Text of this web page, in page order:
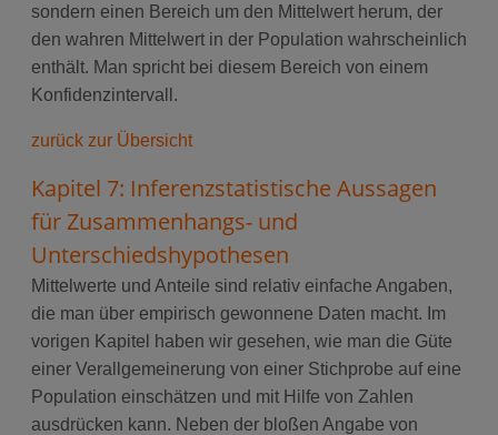
sondern einen Bereich um den Mittelwert herum, der
den wahren Mittelwert in der Population wahrscheinlich
enthält. Man spricht bei diesem Bereich von einem
Konfidenzintervall.
zurück zur Übersicht
Kapitel 7: Inferenzstatistische Aussagen
für Zusammenhangs- und
Unterschiedshypothesen
Mittelwerte und Anteile sind relativ einfache Angaben,
die man über empirisch gewonnene Daten macht. Im
vorigen Kapitel haben wir gesehen, wie man die Güte
einer Verallgemeinerung von einer Stichprobe auf eine
Population einschätzen und mit Hilfe von Zahlen
ausdrücken kann. Neben der bloßen Angabe von